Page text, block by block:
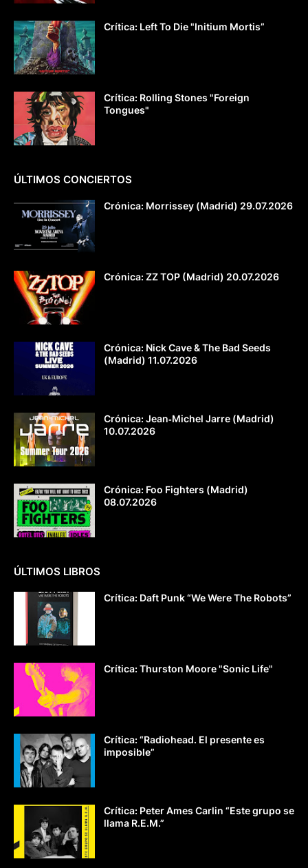
Crítica: Left To Die "Initium Mortis”
Crítica: Rolling Stones "Foreign
Tongues"
ÚLTIMOS CONCIERTOS
Crónica: Morrissey (Madrid) 29.07.2026
Crónica: ZZ TOP (Madrid) 20.07.2026
Crónica: Nick Cave & The Bad Seeds
(Madrid) 11.07.2026
Crónica: Jean‐Michel Jarre (Madrid)
10.07.2026
Crónica: Foo Fighters (Madrid)
08.07.2026
ÚLTIMOS LIBROS
Crítica: Daft Punk “We Were The Robots”
Crítica: Thurston Moore "Sonic Life"
Crítica: “Radiohead. El presente es
imposible”
Crítica: Peter Ames Carlin “Este grupo se
llama R.E.M.”